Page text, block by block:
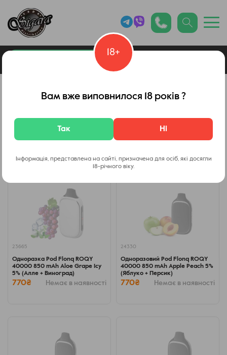
Каталог товарів
Flonq ROQY 40000
23665
Одноразка Pod Flonq ROQY
40000 850 mAh Aloe Grape Icy
5% (Алле + Виноград)
770₴ Немає в наявності
24330
Одноразовий Pod Flonq ROQY
40000 850 mAh Apple Peach 5%
(Яблуко + Персик)
770₴ Немає в наявності
18+
Вам вже виповнилося 18 років ?
Так Ні
Інформація, представлена на сайті, призначена для осіб, які досягли
18-річного віку.